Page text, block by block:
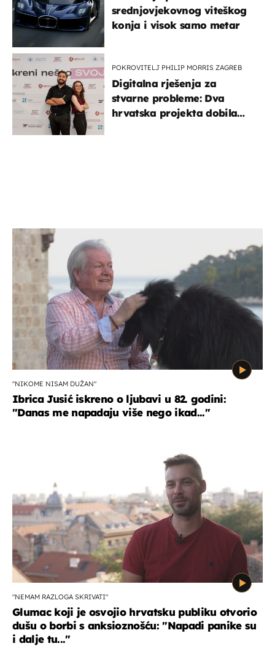
srednjovjekovnog viteškog
konja i visok samo metar
POKROVITELJ PHILIP MORRIS ZAGREB
Digitalna rješenja za
stvarne probleme: Dva
hrvatska projekta dobila
"NIKOME NISAM DUŽAN"
Ibrica Jusić iskreno o ljubavi u 82. godini:
"Danas me napadaju više nego ikad..."
"NEMAM RAZLOGA SKRIVATI"
Glumac koji je osvojio hrvatsku publiku otvorio
dušu o borbi s anksioznošću: "Napadi panike su
i dalje tu..."